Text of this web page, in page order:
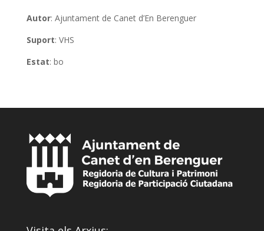
Autor: Ajuntament de Canet d’En Berenguer
Suport: VHS
Estat: bo